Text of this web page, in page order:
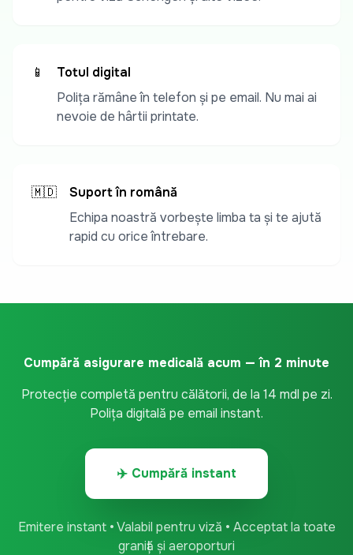
📱
Totul digital
Polița rămâne în telefon și pe email. Nu mai ai
nevoie de hârtii printate.
🇲🇩
Suport în română
Echipa noastră vorbește limba ta și te ajută
rapid cu orice întrebare.
Cumpără asigurare medicală acum — în 2 minute
Protecție completă pentru călătorii, de la 14 mdl pe zi.
Polița digitală pe email instant.
✈️ Cumpără instant
Emitere instant • Valabil pentru viză • Acceptat la toate
graniță și aeroporturi